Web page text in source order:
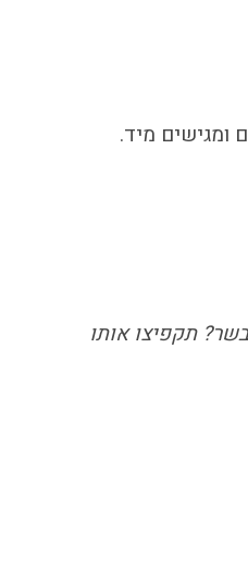
ומגישים מיד.
תקפיצו אותו